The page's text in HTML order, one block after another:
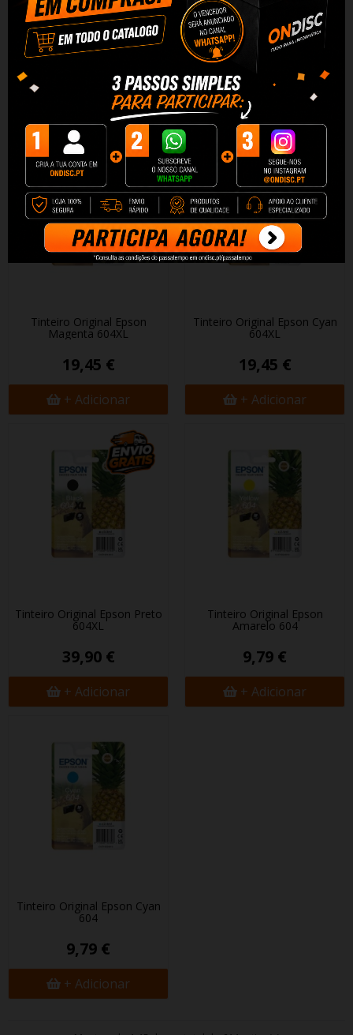
Tinteiro Original Epson
Multipack 4-colours 604XL
97,90 €
+ Adicionar
Tinteiro Original Epson
Amarelo 604XL
19,45 €
+ Adicionar
Tinteiro Original Epson
Magenta 604XL
19,45 €
+ Adicionar
Tinteiro Original Epson Cyan
604XL
19,45 €
+ Adicionar
Tinteiro Original Epson Preto
604XL
39,90 €
+ Adicionar
Tinteiro Original Epson
Amarelo 604
9,79 €
+ Adicionar
Tinteiro Original Epson Cyan
604
9,79 €
+ Adicionar